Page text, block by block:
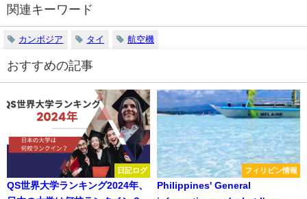
関連キーワード
カンボジア タイ 航空機
おすすめの記事
日記ログ
QS世界大学ランキング2024年、
フィリピン情報
Philippines' General